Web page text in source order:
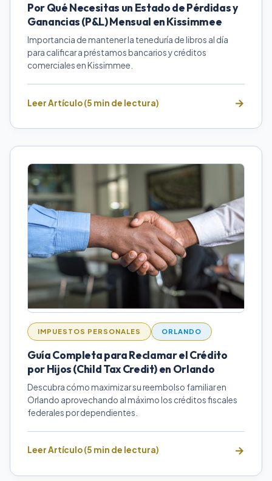
Por Qué Necesitas un Estado de Pérdidas y
Ganancias (P&L) Mensual en Kissimmee
Importancia de mantener la teneduría de libros al día
para calificar a préstamos bancarios y créditos
comerciales en Kissimmee.
Leer Artículo (5 min de lectura)
IMPUESTOS PERSONALES ORLANDO
Guía Completa para Reclamar el Crédito
por Hijos (Child Tax Credit) en Orlando
Descubra cómo maximizar su reembolso familiar en
Orlando aprovechando al máximo los créditos fiscales
federales por dependientes.
Leer Artículo (5 min de lectura)